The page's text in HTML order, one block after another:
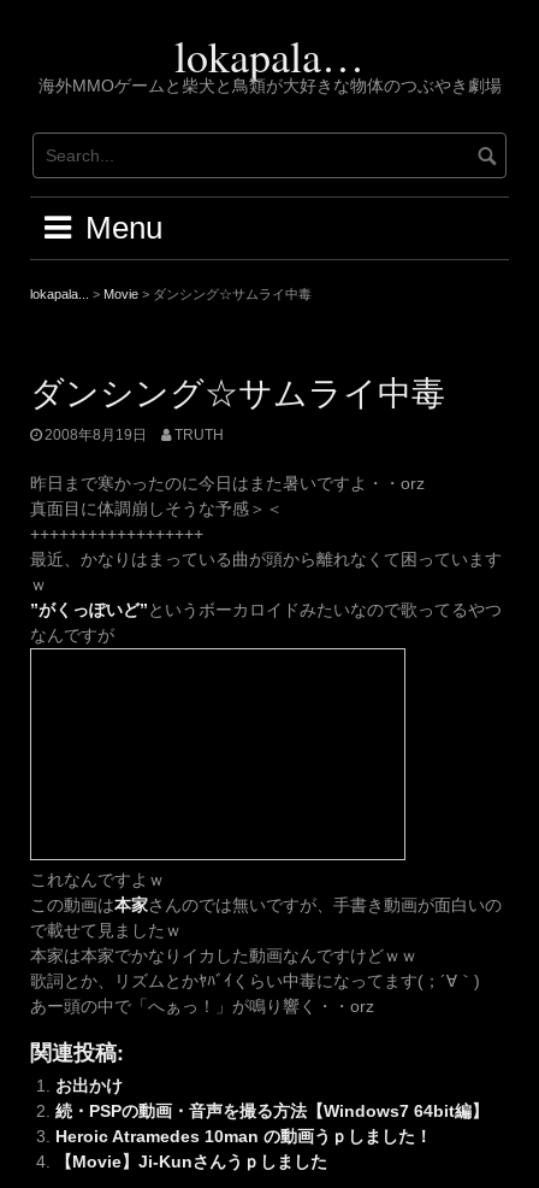
lokapala…
海外MMOゲームと柴犬と鳥類が大好きな物体のつぶやき劇場
Menu
lokapala... > Movie > ダンシング☆サムライ中毒
ダンシング☆サムライ中毒
2008年8月19日 TRUTH
昨日まで寒かったのに今日はまた暑いですよ・・orz
真面目に体調崩しそうな予感＞＜
++++++++++++++++++
最近、かなりはまっている曲が頭から離れなくて困っています
ｗ
”がくっぽいど”というボーカロイドみたいなので歌ってるやつ
なんですが
これなんですよｗ
この動画は本家さんのでは無いですが、手書き動画が面白いの
で載せて見ましたｗ
本家は本家でかなりイカした動画なんですけどｗｗ
歌詞とか、リズムとかﾔﾊﾞｲくらい中毒になってます(；´∀｀)
あー頭の中で「へぁっ！」が鳴り響く・・orz
関連投稿:
お出かけ
続・PSPの動画・音声を撮る方法【Windows7 64bit編】
Heroic Atramedes 10man の動画うｐしました！
【Movie】Ji-Kunさんうｐしました